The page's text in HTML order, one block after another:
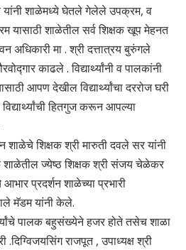
यांनी शाळेमध्ये घेतले गेलेले उपक्रम, व
यासाठी शाळेतील सर्व शिक्षक खूप मेहनत
अधिकारी मा . श्री दत्तात्रय बुरुंगले
काढले . विद्यार्थ्यांनी व पालकांनी
आपण देखील विद्यार्थ्यांचा दररोज घरी
हितगुज करून आपल्या
शिक्षक श्री मारुती दवले सर यांनी
शाळेतील ज्येष्ठ शिक्षक श्री संजय चेळेकर
प्रदर्शन शाळेच्या प्रभारी
मॅडम यांनी केले.
पालक बहुसंख्येने हजर होते तसेच शाळा
.दिग्विजयसिंग राजपूत , उपाध्यक्ष श्री